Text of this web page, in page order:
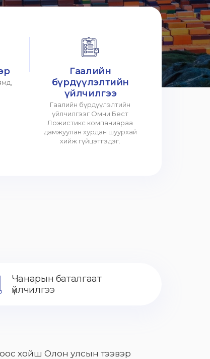
Гаалийн
бүрдүүлэлтийн
үйлчилгээ
Гаалийн бүрдүүлэлтийн
үйлчилгээг Омни Бест
Ложистикс компаниараа
дамжуулан хурдан шуурхай
хийж гүйцэтгэдэг.
Чанарын баталгаат
үйлчилгээ
хойш Олон улсын тээвэр